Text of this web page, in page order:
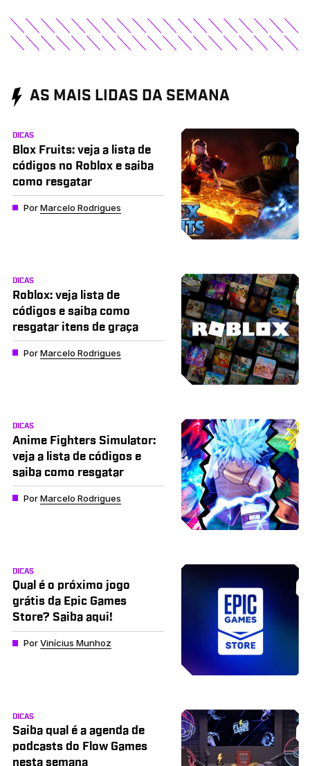
AS MAIS LIDAS DA SEMANA
DICAS
Blox Fruits: veja a lista de
códigos no Roblox e saiba
como resgatar
PorMarcelo Rodrigues
DICAS
Roblox: veja lista de
códigos e saiba como
resgatar itens de graça
PorMarcelo Rodrigues
DICAS
Anime Fighters Simulator:
veja a lista de códigos e
saiba como resgatar
PorMarcelo Rodrigues
DICAS
Qual é o próximo jogo
grátis da Epic Games
Store? Saiba aqui!
PorVinícius Munhoz
DICAS
Saiba qual é a agenda de
podcasts do Flow Games
nesta semana